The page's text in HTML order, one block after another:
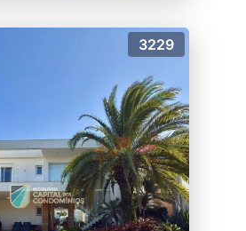
3229